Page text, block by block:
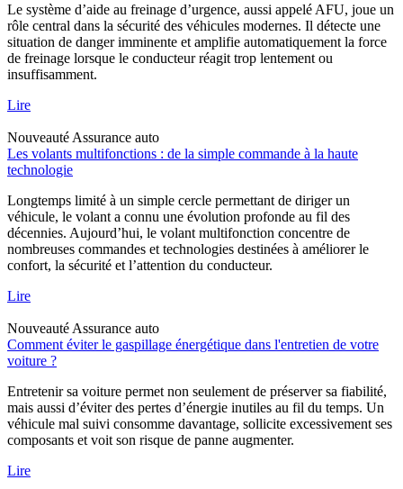
Le système d’aide au freinage d’urgence, aussi appelé AFU, joue un
rôle central dans la sécurité des véhicules modernes. Il détecte une
situation de danger imminente et amplifie automatiquement la force
de freinage lorsque le conducteur réagit trop lentement ou
insuffisamment.
Lire
Nouveauté Assurance auto
Les volants multifonctions : de la simple commande à la haute
technologie
Longtemps limité à un simple cercle permettant de diriger un
véhicule, le volant a connu une évolution profonde au fil des
décennies. Aujourd’hui, le volant multifonction concentre de
nombreuses commandes et technologies destinées à améliorer le
confort, la sécurité et l’attention du conducteur.
Lire
Nouveauté Assurance auto
Comment éviter le gaspillage énergétique dans l'entretien de votre
voiture ?
Entretenir sa voiture permet non seulement de préserver sa fiabilité,
mais aussi d’éviter des pertes d’énergie inutiles au fil du temps. Un
véhicule mal suivi consomme davantage, sollicite excessivement ses
composants et voit son risque de panne augmenter.
Lire